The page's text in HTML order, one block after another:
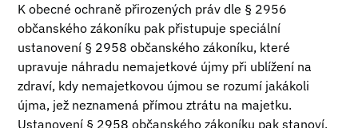
K obecné ochraně přirozených práv dle § 2956
občanského zákoníku pak přistupuje speciální
ustanovení § 2958 občanského zákoníku, které
upravuje náhradu nemajetkové újmy při ublížení na
zdraví, kdy nemajetkovou újmou se rozumí jakákoli
újma, jež neznamená přímou ztrátu na majetku.
Ustanovení § 2958 občanského zákoníku pak stanoví,